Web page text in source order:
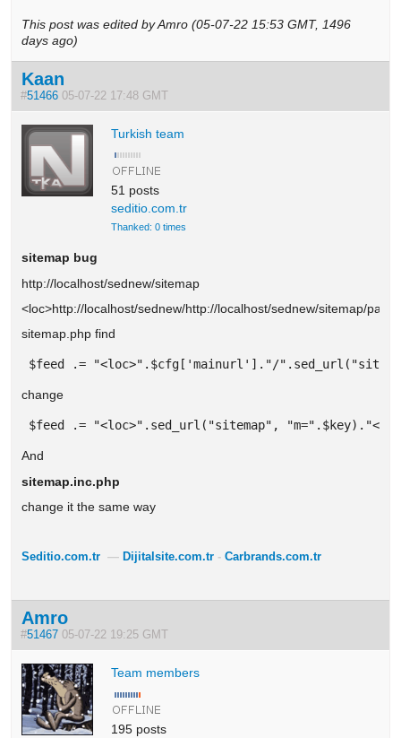
This post was edited by Amro (05-07-22 15:53 GMT, 1496
days ago)
Kaan
#51466 05-07-22 17:48 GMT
Turkish team
51 posts
seditio.com.tr
Thanked: 0 times
sitemap bug
http://localhost/sednew/sitemap
<loc>http://localhost/sednew/http://localhost/sednew/sitemap/
sitemap.php find
$feed .= "<loc>".$cfg['mainurl']."/
change
$feed .= "<loc>".sed_url("sitemap", "m=".$key)."</
And
sitemap.inc.php
change it the same way
Seditio.com.tr — Dijitalsite.com.tr -Carbrands.com.tr
Amro
#51467 05-07-22 19:25 GMT
Team members
195 posts